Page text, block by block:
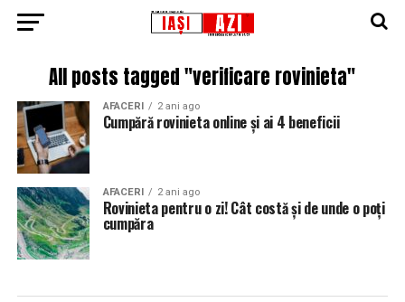
All posts tagged "verificare rovinieta"
AFACERI 2 ani ago
Cumpără rovinieta online și ai 4 beneficii
AFACERI 2 ani ago
Rovinieta pentru o zi! Cât costă și de unde o poți
cumpăra